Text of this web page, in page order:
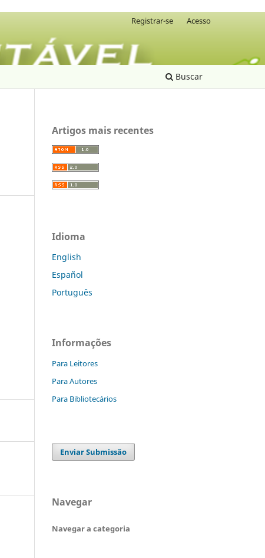
Buscar
Registrar-se Acesso
Artigos mais recentes
Idioma
English
Español
Português
Informações
Para Leitores
Para Autores
Para Bibliotecários
Enviar Submissão
Navegar
Navegar a categoria